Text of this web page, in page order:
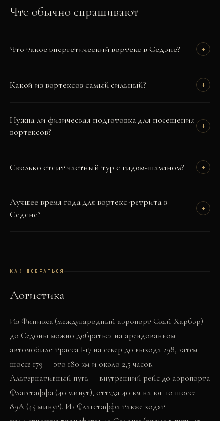
Что обычно спрашивают
Что такое энергетический вортекс в Седоне? +
Какой из вортексов самый сильный? +
Нужна ли физическая подготовка для посещения
вортексов?
+
Сколько стоит частный тур с гидом-шаманом? +
Лучшее время года для вортекс-ретрита в
Седоне?
+
КАК ДОБРАТЬСЯ
Логистика
Из Финикса (международный аэропорт Скай-Харбор)
до Седоны можно добраться на арендованном
автомобиле: трасса I-17 на север до выхода 298, затем
шоссе 179 — это 180 км и около 2,5 часов.
Альтернативный путь — внутренний рейс до аэропорта
Флагстаффа (40 минут), оттуда 40 км на юг по шоссе
89A (45 минут). Из Флагстаффа также ходят